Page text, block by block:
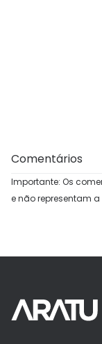
Comentários
Importante: Os
e não representam